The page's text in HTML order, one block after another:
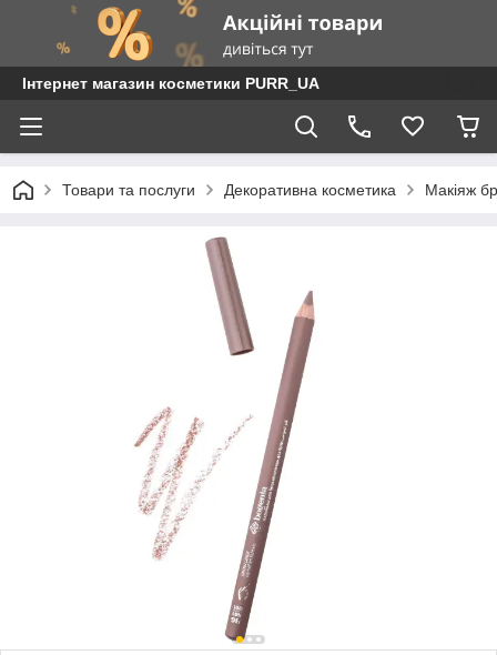
Інтернет магазин косметики PURR_UA
Товари та послуги Декоративна косметика Макіяж